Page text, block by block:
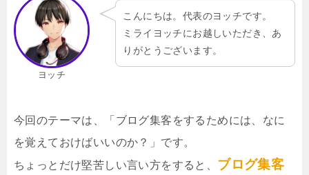
ヨッチ
こんにちは。代表のヨッチです。
ミライヨッチにお越しいただき、あ
りがとうございます。
今回のテーマは、「ブログ集客をするためには、なに
を覚えておけばいいのか？」です。
ちょっとだけ堅苦しい言い方をすると、 ブログ集客